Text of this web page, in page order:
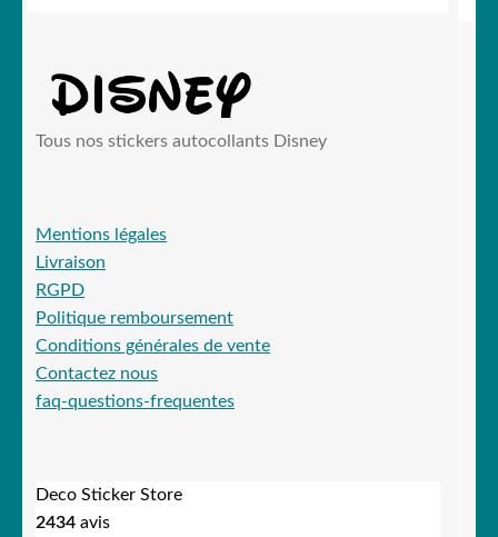
Tous nos stickers autocollants Disney
Mentions légales
Livraison
RGPD
Politique remboursement
Conditions générales de vente
Contactez nous
faq-questions-frequentes
Deco Sticker Store
2434 avis